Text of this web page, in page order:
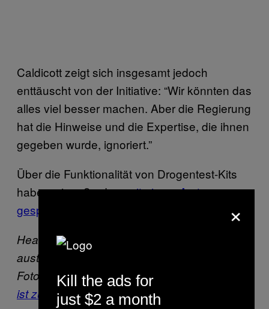
Caldicott zeigt sich insgesamt jedoch
enttäuscht von der Initiative: “Wir könnten das
alles viel besser machen. Aber die Regierung
hat die Hinweise und die Expertise, die ihnen
gegeben wurde, ignoriert.”
Über die Funktionalität von Drogentest-Kits
haben wir außerdemmit einem Arzt
gesprochen
Header: Ein Festival wie es jetzt auch im
australischen Sommer stattfinden wird.
Foto:
Pixabay, Public Domain.
ist zuerst bei THUMP erschienen.
×
Kill the ads for
just $2 a month